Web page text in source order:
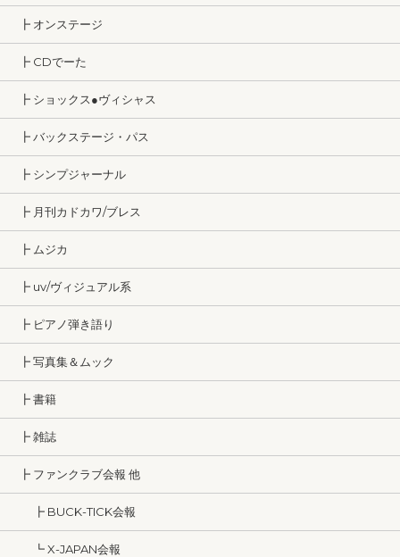
┣ オンステージ
┣ CDでーた
┣ ショックス●ヴィシャス
┣ バックステージ・パス
┣ シンプジャーナル
┣ 月刊カドカワ/ブレス
┣ ムジカ
┣ uv/ヴィジュアル系
┣ ピアノ弾き語り
┣ 写真集＆ムック
┣ 書籍
┣ 雑誌
┣ ファンクラブ会報 他
┣ BUCK-TICK会報
┗ X-JAPAN会報